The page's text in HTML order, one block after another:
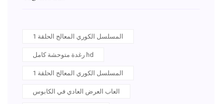
المسلسل الكوري المعالج الحلقة 1
رغدة متوحشة كامل hd
المسلسل الكوري المعالج الحلقة 1
العاب العرض العادي في الكابوس